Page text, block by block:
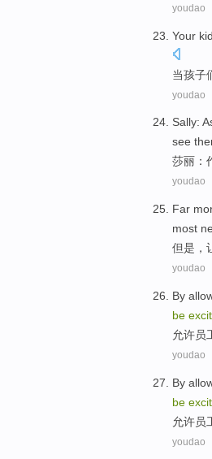
youdao
Your
当孩子
youdao
Sally:
see
莎丽 ：
youdao
Far
most
但是 ，
youdao
By
be
允许员
youdao
By
be
允许员
youdao